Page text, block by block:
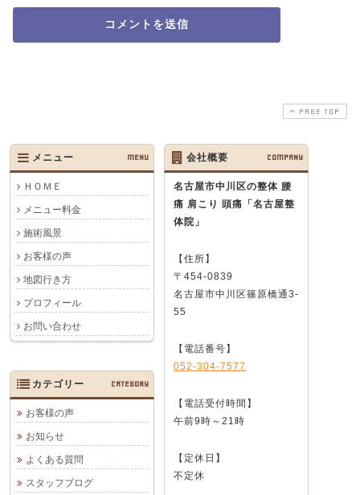
PAGE TOP
メニュー MENU
ＨＯＭＥ
メニュー料金
施術風景
お客様の声
地図行き方
プロフィール
お問い合わせ
会社概要 COMPANY
名古屋市中川区の整体 腰
痛 肩こり 頭痛 「名古屋整
体院」
【住所】
〒454-0839
名古屋市中川区篠原橋通3-
55
【電話番号】
052-304-7577
【電話受付時間】
午前9時～21時
【定休日】
不定休
カテゴリー CATEGORY
お客様の声
お知らせ
よくある質問
スタッフブログ